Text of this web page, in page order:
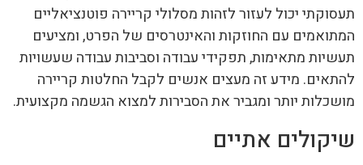
תעסוקתי יכול לעזור לזהות מסלולי קריירה פוטנציאליים
המתואמים עם החוזקות והאינטרסים של הפרט, ומציעים
תעשיות מתאימות, תפקידי עבודה וסביבות עבודה שעשויות
להתאים. מידע זה מעצים אנשים לקבל החלטות קריירה
מושכלות יותר ומגביר את הסבירות למצוא הגשמה מקצועית.
שיקולים אתיים